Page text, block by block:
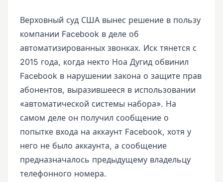
Верховный суд США вынес решение в пользу
компании Facebook в деле об
автоматизированных звонках. Иск тянется с
2015 года, когда некто Ноа Дугид обвинил
Facebook в нарушении закона о защите прав
абонентов, выразившееся в использовании
«автоматической системы набора». На
самом деле он получил сообщение о
попытке входа на аккаунт Facebook, хотя у
него не было аккаунта, а сообщение
предназначалось предыдущему владельцу
телефонного номера.